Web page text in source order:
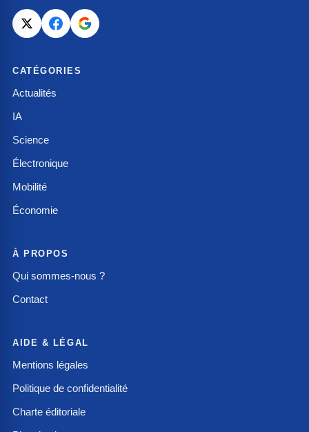
CATÉGORIES
Actualités
IA
Science
Électronique
Mobilité
Économie
À PROPOS
Qui sommes-nous ?
Contact
AIDE & LÉGAL
Mentions légales
Politique de confidentialité
Charte éditoriale